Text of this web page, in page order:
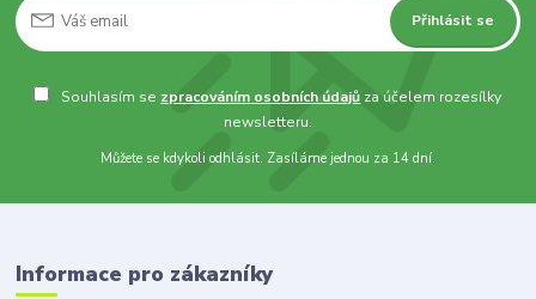
Přihlásit se
Souhlasím se zpracováním osobních údajů za účelem rozesílky
newsletteru.
Můžete se kdykoli odhlásit. Zasíláme jednou za 14 dní.
Informace pro zákazníky